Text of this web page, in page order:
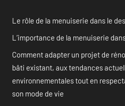
Le rôle de la menuiserie dans le
L’importance de la menuiserie
Comment adapter un projet de
bâti existant, aux tendances
environnementales tout en
son mode de vie